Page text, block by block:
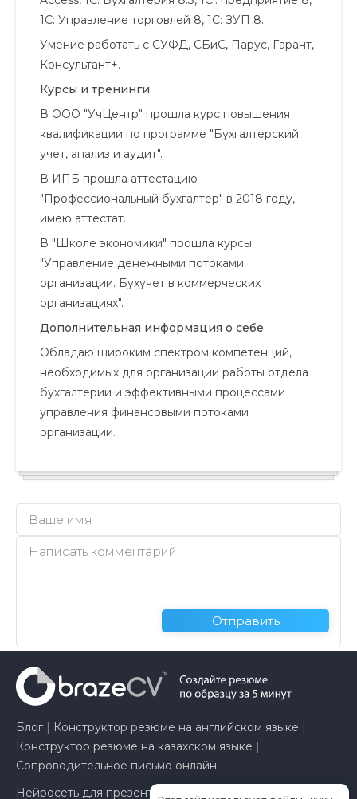
1С: Управление торговлей 8, 1С: ЗУП 8.
Умение работать с СУФД, СБиС, Парус, Гарант,
Консультант+.
Курсы и тренинги
В ООО "УчЦентр" прошла курс повышения
квалификации по программе "Бухгалтерский
учет, анализ и аудит".
В ИПБ прошла аттестацию
"Профессиональный бухгалтер" в 2018 году,
имею аттестат.
В "Школе экономики" прошла курсы
"Управление денежными потоками
организации. Бухучет в коммерческих
организациях".
Дополнительная информация о себе
Обладаю широким спектром компетенций,
необходимых для организации работы отдела
бухгалтерии и эффективными процессами
управления финансовыми потоками
организации.
Отправить
Блог | Конструктор резюме на английском языке |
Конструктор резюме на казахском языке |
Сопроводительное письмо онлайн
Нейросеть для презентаций